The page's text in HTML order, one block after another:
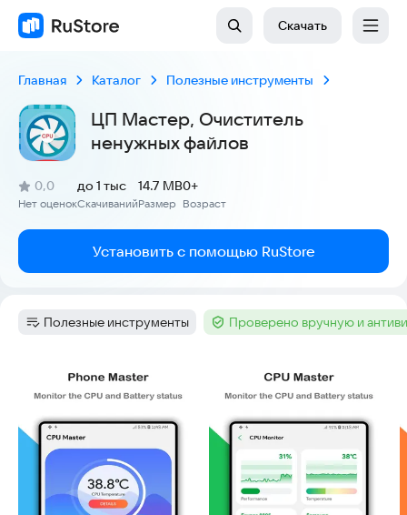
Скачать
Главная Каталог Полезные инструменты
ЦП Мастер, Очиститель
ненужных файлов
Рейтинг:
0,0
(
Нет оценок
)
Скачиваний
до 1 тыс
Размер
14.7 MB
Возраст
0+
Установить с помощью RuStore
Категория:
Полезные инструменты Тег :Проверено вручную и
Скриншоты